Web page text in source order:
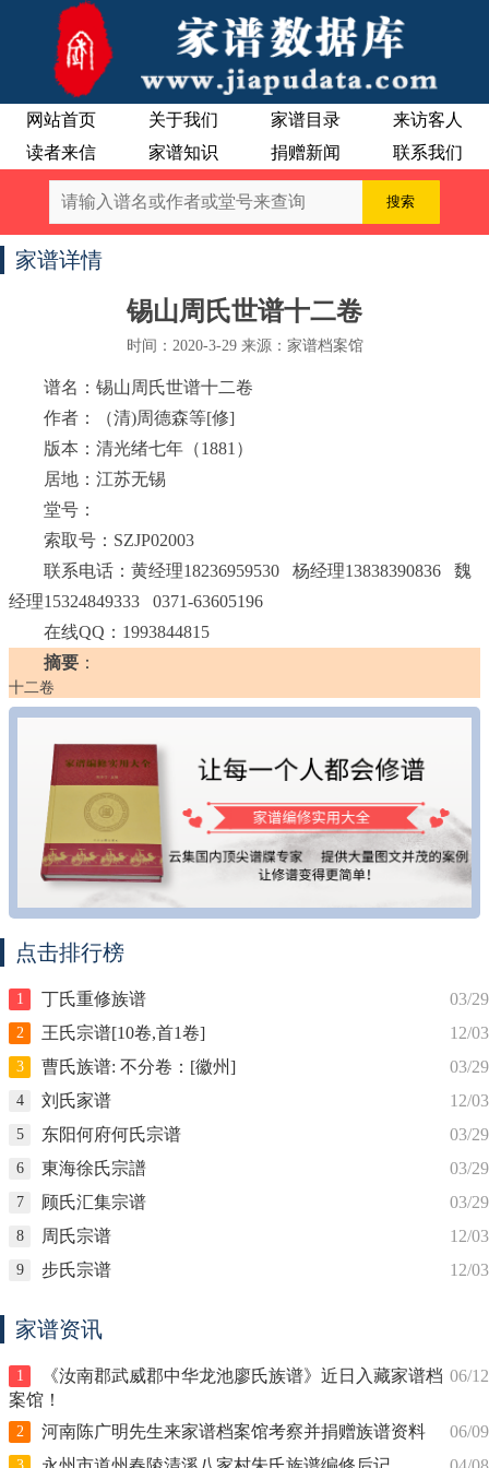
网站首页 关于我们 家谱目录
来访客人
读者来信
家谱知识 捐赠新闻 联系我们
家谱详情
锡山周氏世谱十二卷
时间：2020-3-29 来源：家谱档案馆
谱名：锡山周氏世谱十二卷
作者：（清)周德森等[修]
版本：清光绪七年（1881）
居地：江苏无锡
堂号：
索取号：SZJP02003
联系电话：黄经理18236959530 杨经理13838390836 魏
经理15324849333 0371-63605196
在线QQ：1993844815
摘要 ：
十二卷
点击排行榜
03/29
1
丁氏重修族谱
12/03
2
王氏宗谱[10卷,首1卷]
03/29
3
曹氏族谱: 不分卷：[徽州]
12/03
4
刘氏家谱
03/29
5
东阳何府何氏宗谱
03/29
6
東海徐氏宗譜
03/29
7
顾氏汇集宗谱
12/03
8
周氏宗谱
12/03
9 步氏宗谱
家谱资讯
06/12
1 《汝南郡武威郡中华龙池廖氏族谱》近日入藏家谱档
案馆！
06/09
2
河南陈广明先生来家谱档案馆考察并捐赠族谱资料